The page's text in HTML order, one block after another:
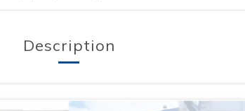
Description